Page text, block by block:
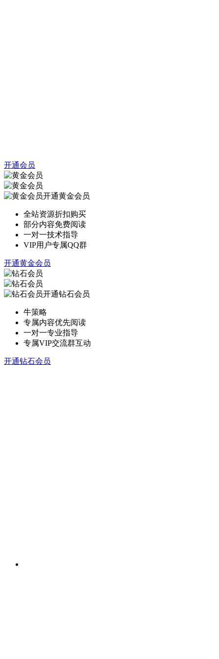
开通会员
开通黄金会员
全站资源折扣购买
部分内容免费阅读
一对一技术指导
VIP用户专属QQ群
开通黄金会员
开通钻石会员
牛策略
专属内容优先阅读
一对一专业指导
专属VIP交流群互动
开通钻石会员